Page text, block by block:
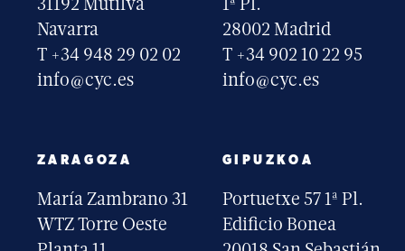
Navarra
T +34 948 29 02 02
info@cyc.es
28002 Madrid
T +34 902 10 22 95
info@cyc.es
ZARAGOZA
María Zambrano 31
WTZ Torre Oeste
GIPUZKOA
Portuetxe 57 1ª Pl.
Edificio Bonea